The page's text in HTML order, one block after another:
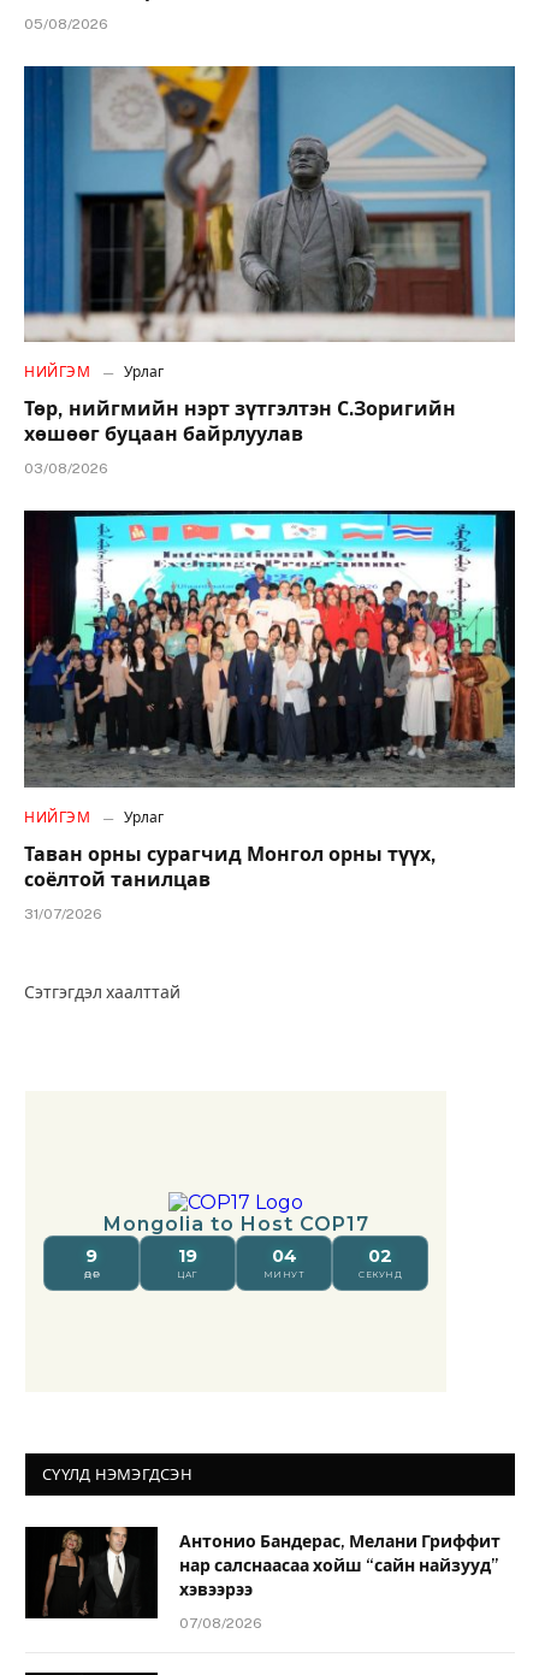
05/08/2026
НИЙГЭМ Урлаг
Төр, нийгмийн нэрт зүтгэлтэн С.Зоригийн
хөшөөг буцаан байрлуулав
03/08/2026
НИЙГЭМ Урлаг
Таван орны сурагчид Монгол орны түүх,
соёлтой танилцав
31/07/2026
Сэтгэгдэл хаалттай
СҮҮЛД НЭМЭГДСЭН
Антонио Бандерас, Мелани Гриффит
нар салснаасаа хойш “сайн найзууд”
хэвээрээ
07/08/2026